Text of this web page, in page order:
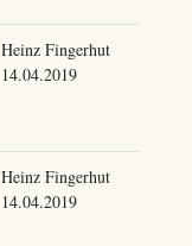
Heinz Fingerhut
14.04.2019
Heinz Fingerhut
14.04.2019